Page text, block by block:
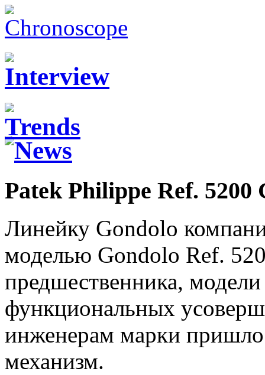
Patek Philippe Ref. 5200
Линейку Gondolo
моделью Gondolo Ref.
предшественника,
функциональных
инженерам марки
механизм.